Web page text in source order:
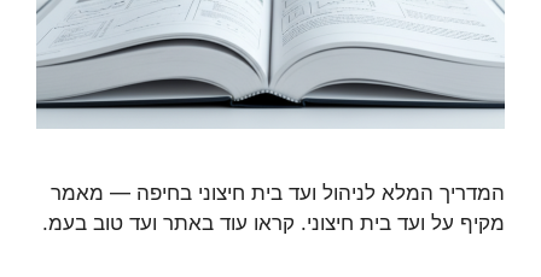
המדריך המלא לניהול ועד בית חיצוני בחיפה — מאמר
מקיף על ועד בית חיצוני. קראו עוד באתר ועד טוב בעמ.